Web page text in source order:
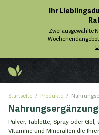
Ihr
Zwei ausgewählte
Startseite Produkte
Pulver, Tablette, Spray oder
Vitamine und Mineralien die